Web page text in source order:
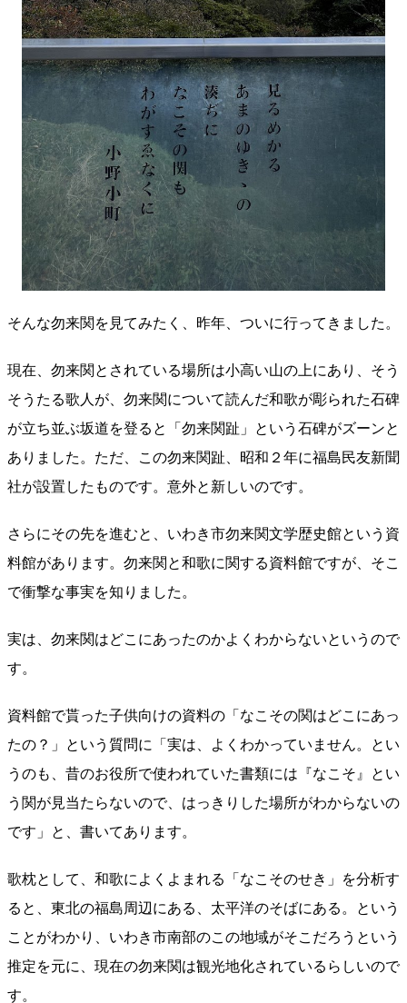
そんな勿来関を見てみたく、昨年、ついに行ってきました。
現在、勿来関とされている場所は小高い山の上にあり、そう
そうたる歌人が、勿来関について読んだ和歌が彫られた石碑
が立ち並ぶ坂道を登ると「勿来関趾」という石碑がズーンと
ありました。ただ、この勿来関趾、昭和２年に福島民友新聞
社が設置したものです。意外と新しいのです。
さらにその先を進むと、いわき市勿来関文学歴史館という資
料館があります。勿来関と和歌に関する資料館ですが、そこ
で衝撃な事実を知りました。
実は、勿来関はどこにあったのかよくわからないというので
す。
資料館で貰った子供向けの資料の「なこその関はどこにあっ
たの？」という質問に「実は、よくわかっていません。とい
うのも、昔のお役所で使われていた書類には『なこそ』とい
う関が見当たらないので、はっきりした場所がわからないの
です」と、書いてあります。
歌枕として、和歌によくよまれる「なこそのせき」を分析す
ると、東北の福島周辺にある、太平洋のそばにある。という
ことがわかり、いわき市南部のこの地域がそこだろうという
推定を元に、現在の勿来関は観光地化されているらしいので
す。